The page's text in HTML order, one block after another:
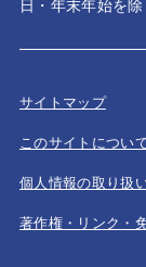
日・年末年始を除
サイトマップ
このサイトについ
個人情報の取り扱
著作権・リンク・